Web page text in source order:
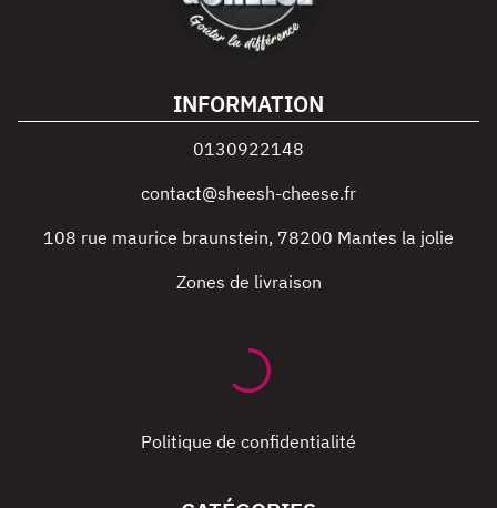
INFORMATION
0130922148
contact@sheesh-cheese.fr
108 rue maurice braunstein, 78200 Mantes la jolie
Zones de livraison
Politique de confidentialité